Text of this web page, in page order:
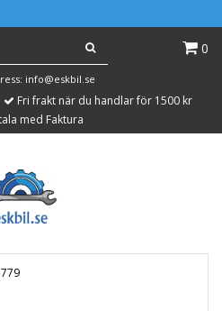
0
info@eskbil.se
Fri frakt när du handlar för 1500 kr
med Faktura